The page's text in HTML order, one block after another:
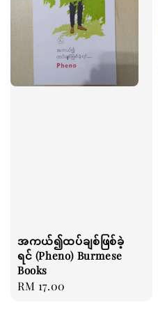
အကယ်၍ထပ်ချစ်ဖြစ်ခဲ့
ရင် (Pheno) Burmese
Books
Regular
RM 17.00